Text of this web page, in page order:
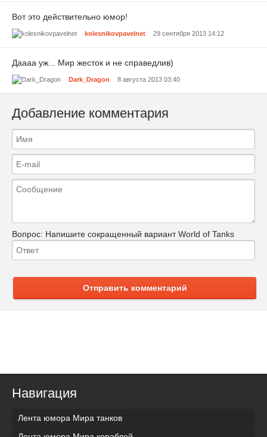
Вот это действительно юмор!
kolesnikovpavelnet 29 сентября 2013 14:12
Даааа уж... Мир жесток и не справедлив)
Dark_Dragon 8 августа 2013 03:40
Добавление комментария
Вопрос: Напишите сокращенный вариант World of Tanks
Отправить комментарий
Навигация
Лента юмора Мира танков